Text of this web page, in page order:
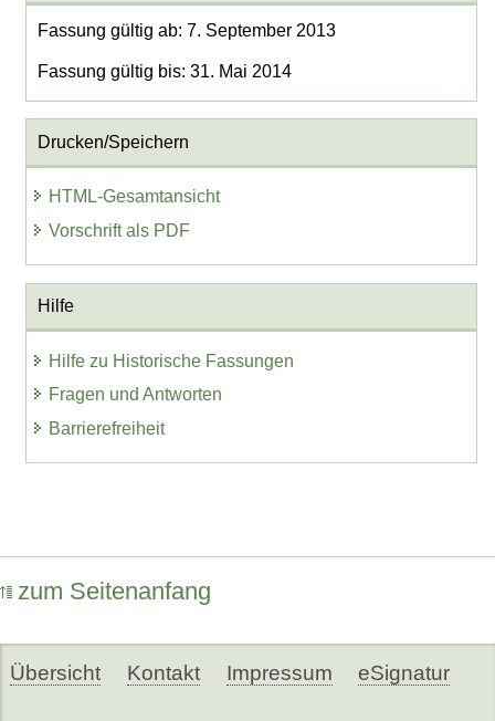
Fassung gültig ab: 7. September 2013
Fassung gültig bis: 31. Mai 2014
Drucken/Speichern
HTML-Gesamtansicht
Vorschrift als PDF
Hilfe
Hilfe zu Historische Fassungen
Fragen und Antworten
Barrierefreiheit
zum Seitenanfang
Übersicht Kontakt Impressum eSignatur